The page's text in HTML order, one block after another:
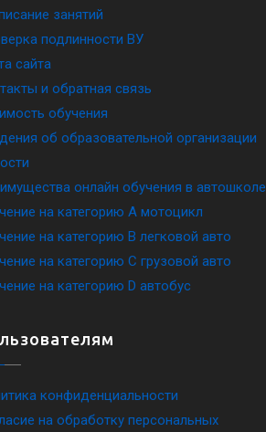
занятий
подлинности ВУ
сайта
и обратная связь
обучения
об образовательной организации
онлайн обучения в автошколе
на категорию A мотоцикл
на категорию B легковой авто
на категорию C грузовой авто
на категорию D автобус
конфиденциальности
на обработку персональных